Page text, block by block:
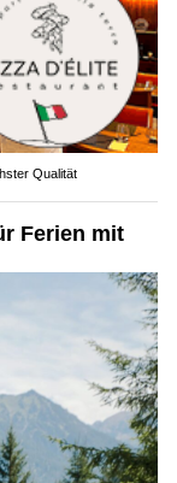
Qualität
Ferien mit